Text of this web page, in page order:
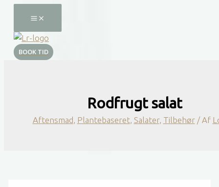
indholdet
BOOK TID
Rodfrugt salat
Aftensmad, Plantebaseret, Salater, Tilbehør/ Af